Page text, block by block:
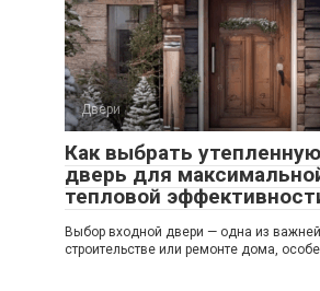
Двери
Как выбрать
дверь для
тепловой
Выбор входной двери — одна из
строительстве или ремонте дома,